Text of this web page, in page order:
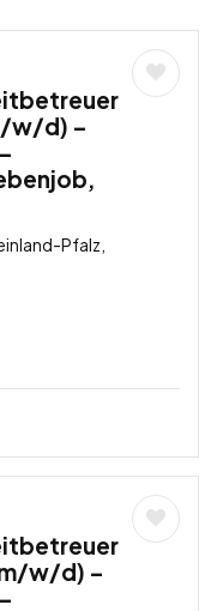
w/d) –
Pfalz,
w/d) –